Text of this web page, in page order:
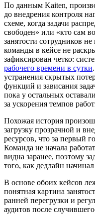
По данным Kaiten,
до внедрения контроля
схеме, когда задачи
свободен» или «кто сам
занятости сотрудников
команды в кейсе не
зафиксирован четко:
рабочего времени в сутки
устранения скрытых
функций и зависания
пока у остальных
за ускорения темпов
Похожая история
загрузку прозрачной и
ресурсов, что за первый
Команда не начала
видна заранее, поэтому
того, как дедлайн начинал
В основе обоих кейсов
понятная картина
ранней перегрузки и
аудитов после